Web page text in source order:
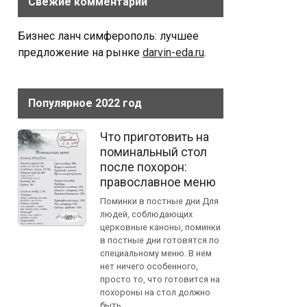
Бизнес ланч симферополь: лучшее
предложение на рынке darvin-eda.ru.
Популярное 2022 год
Что приготовить на
поминальный стол
после похорон:
православное меню
Поминки в постные дни Для
людей, соблюдающих
церковные каноны, поминки
в постные дни готовятся по
специальному меню. В нем
нет ничего особенного,
просто то, что готовится на
похороны на стол должно